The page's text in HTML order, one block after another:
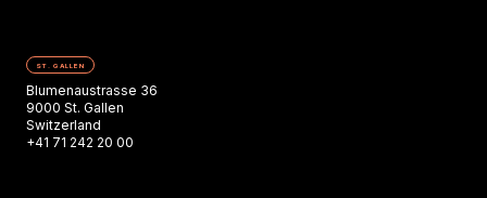
ST. GALLEN
Blumenaustrasse 36
9000 St. Gallen
Switzerland
+41 71 242 20 00